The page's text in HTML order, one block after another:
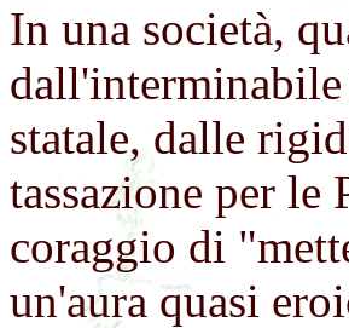
In una società,
dall'interminabile
statale, dalle
tassazione per
coraggio di
un'aura quasi